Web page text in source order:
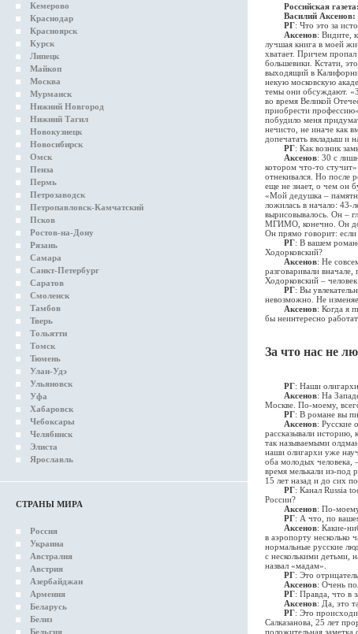
Кемерово
Краснодар
Красноярск
Курск
Липецк
Майкоп
Москва
Мурманск
Нижний Новгород
Нижний Тагил
Новокузнецк
Новосибирск
Омск
Пенза
Пермь
Петрозаводск
Петропавловск-Камчатский
Псков
Ростов-на-Дону
Рязань
Самара
Санкт-Петербург
Саратов
Смоленск
Тамбов
Тверь
Тольятти
Томск
Тюмень
Улан-Удэ
Ульяновск
Уфа
Хабаровск
Чебоксары
Челябинск
Элиста
Ярославль
СТРАНЫ МИРА
Россия
Украина
Австралия
Австрия
Азербайджан
Армения
Беларусь
Белиз
Бельгия
Российская газета:
Василий Аксенов:
РГ: Что это за
Аксенов: Видите,
лучшая книга в моей
хватает. Причем
большевики. Кстати,
выходящий в
некую московскую
темы они обсуждают.
во время Великой
приобрести
побудило меня
нечисто, не иначе как
допечатать вкладыш и
РГ: Как возник
Аксенов: 30 с
котором что-то
отнекивался. Но после
еще не знает, о чем он
«Мой дедушка –
ложилась в начало: 43-
вырисовывалось. Он –
МГИМО, конечно. Он
Он прямо говорит: если
РГ: В вашем
Ходорковский?
Аксенов: Не
разговаривали
Ходорковский –
РГ: Вы
невозможно. Не
Аксенов: Когда я
бы неинтересно
За что нас не
РГ: Наши
Аксенов: На
Москве. По-моему,
РГ: В романе вы
Аксенов: Русские
рассказывали
так называемыми
наши олигархи уже
оба молодых человека,
время мелькали из-под
15 лет назад и до сих
РГ: Канал Russia
России?
Аксенов: По-
РГ: А что, по
Аксенов: Какие-
в аэропорту несколько
нормальные русские
с несколькими детьми,
назвал «мадам».
РГ: Это
Аксенов: Очень
РГ: Правда, что в
Аксенов: Да, это
РГ: Это
Салказанова, 25 лет
положительная